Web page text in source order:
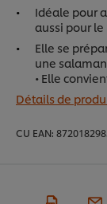
Idéale pour
aussi pour
Elle se
une
• Elle
Détails de
CU EAN: